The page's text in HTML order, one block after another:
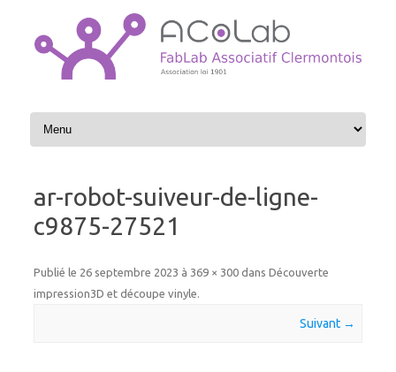
Aller au contenu
ar-robot-suiveur-de-ligne-
c9875-27521
Publié le 26 septembre 2023 à 369 × 300 dans Découverte
impression3D et découpe vinyle
Suivant →